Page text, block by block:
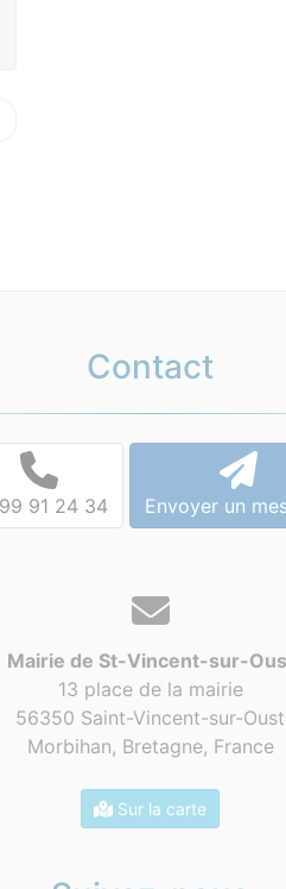
Contact
91 24 34 Envoyer un
Mairie de St-Vincent-sur-
13 place de la mairie
56350 Saint-Vincent-sur-Oust
Morbihan, Bretagne, France
Sur la carte